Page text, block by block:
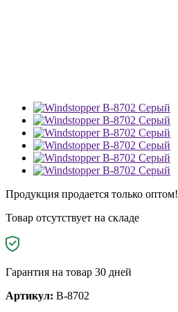
Продукция продается только оптом!
Товар отсутствует на складе
Гарантия на товар 30 дней
Артикул: B-8702